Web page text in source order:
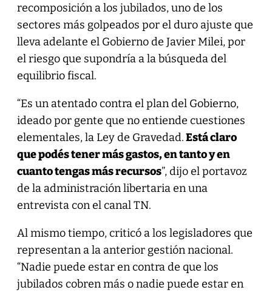
recomposición a los jubilados, uno de los
sectores más golpeados por el duro ajuste que
lleva adelante el Gobierno de Javier Milei, por
el riesgo que supondría a la búsqueda del
equilibrio fiscal.
“Es un atentado contra el plan del Gobierno,
ideado por gente que no entiende cuestiones
elementales, la Ley de Gravedad.Está claro
que podés tener más gastos, en tanto y en
cuanto tengas más recursos”, dijo el portavoz
de la administración libertaria en una
entrevista con el canal TN.
Al mismo tiempo, criticó a los legisladores que
representan a la anterior gestión nacional.
“Nadie puede estar en contra de que los
jubilados cobren más o nadie puede estar en